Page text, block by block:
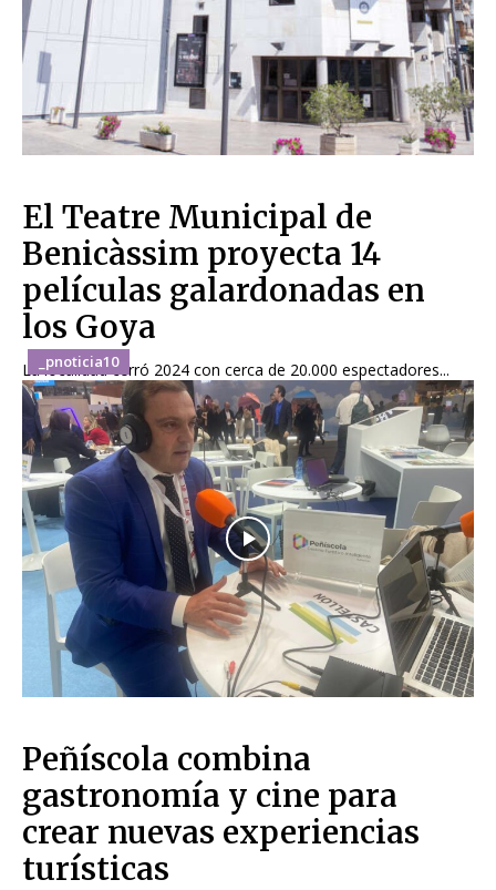
_pnoticia10
El Teatre Municipal de
Benicàssim proyecta 14
películas galardonadas en
los Goya
La localidad cerró 2024 con cerca de 20.000 espectadores...
Peñíscola combina
gastronomía y cine para
crear nuevas experiencias
turísticas